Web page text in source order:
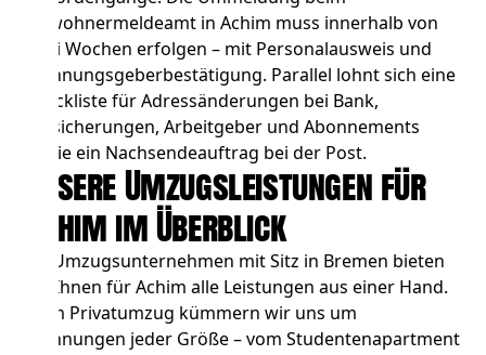
Einwohnermeldeamt in Achim muss innerhalb von
zwei Wochen erfolgen – mit Personalausweis und
Wohnungsgeberbestätigung. Parallel lohnt sich eine
Checkliste für Adressänderungen bei Bank,
Versicherungen, Arbeitgeber und Abonnements
sowie ein Nachsendeauftrag bei der Post.
Unsere Umzugsleistungen für
Achim im Überblick
Als Umzugsunternehmen mit Sitz in Bremen bieten
wir Ihnen für Achim alle Leistungen aus einer Hand.
Beim Privatumzug kümmern wir uns um
Wohnungen jeder Größe – vom Studentenapartment